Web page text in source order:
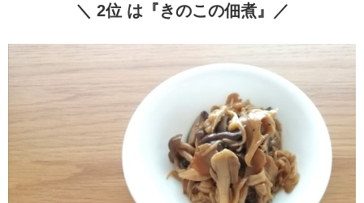
＼ 2位 は『きのこの佃煮』／